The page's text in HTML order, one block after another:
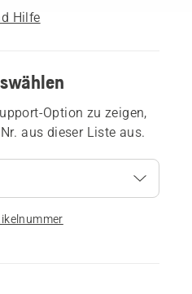
Hilfe
Option zu zeigen,
aus dieser Liste aus.